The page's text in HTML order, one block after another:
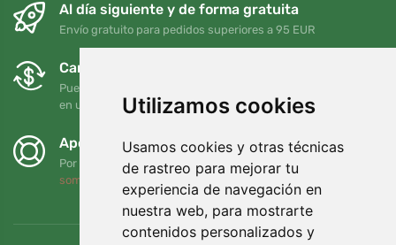
Utilizamos cookies
Usamos cookies y otras técnicas
de rastreo para mejorar tu
experiencia de navegación en
nuestra web, para mostrarte
contenidos personalizados y
Al día siguiente y de forma gratuita
Envío gratuito para pedidos superiores a 95 EUR
Cambios y devoluciones gratuitos
Puede devolver o cambiar su pedido en cualquier momento
en un plazo de 90 días
Apoyamos a Trees.org
Por cada pedido plantamos un árbol. Leer más
somos